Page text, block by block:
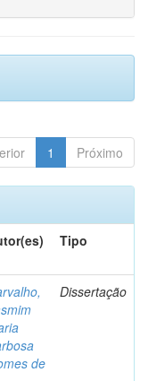
1 Próximo
Tipo
de
Dissertação